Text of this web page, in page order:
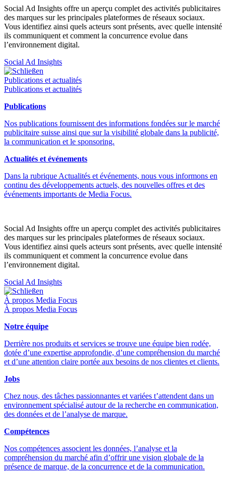
Social Ad Insights offre un aperçu complet des activités publicitaires
des marques sur les principales plateformes de réseaux sociaux.
Vous identifiez ainsi quels acteurs sont présents, avec quelle intensité
ils communiquent et comment la concurrence evolue dans
l’environnement digital.
Social Ad Insights
Schließen
Publications et actualités
Publications et actualités
Publications
Nos publications fournissent des informations fondées sur le marché
publicitaire suisse ainsi que sur la visibilité globale dans la publicité,
la communication et le sponsoring.
Actualités et événements
Dans la rubrique Actualités et événements, nous vous informons en
continu des développements actuels, des nouvelles offres et des
événements importants de Media Focus.
Social Ad Insights offre un aperçu complet des activités publicitaires
des marques sur les principales plateformes de réseaux sociaux.
Vous identifiez ainsi quels acteurs sont présents, avec quelle intensité
ils communiquent et comment la concurrence evolue dans
l’environnement digital.
Social Ad Insights
Schließen
À propos Media Focus
À propos Media Focus
Notre équipe
Derrière nos produits et services se trouve une équipe bien rodée,
dotée d’une expertise approfondie, d’une compréhension du marché
et d’une attention claire portée aux besoins de nos clientes et clients.
Jobs
Chez nous, des tâches passionnantes et variées t’attendent dans un
environnement spécialisé autour de la recherche en communication,
des données et de l’analyse de marque.
Compétences
Nos compétences associent les données, l’analyse et la
compréhension du marché afin d’offrir une vision globale de la
présence de marque, de la concurrence et de la communication.